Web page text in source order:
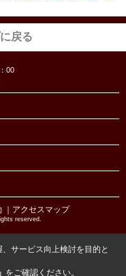
戻る
00
｜アクセスマップ
reserved.
サービス向上検討を目的と
をご確認ください。